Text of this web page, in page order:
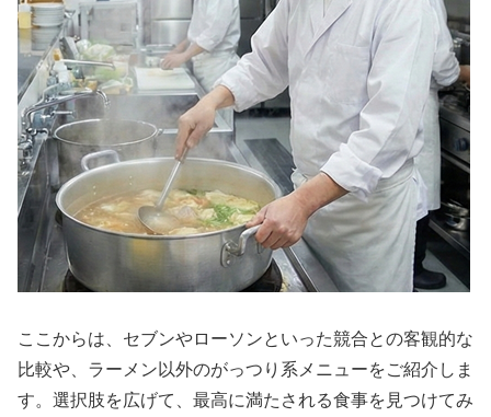
ここからは、セブンやローソンといった競合との客観的な
比較や、ラーメン以外のがっつり系メニューをご紹介しま
す。選択肢を広げて、最高に満たされる食事を見つけてみ